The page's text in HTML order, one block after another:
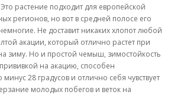
растение подходит для европейской
регионов, но вот в средней полосе его
Не доставит никаких хлопот любой
акации, который отлично растет при
зиму. Но и простой чемыш, зимостойкость
на акацию, способен
28 градусов и отлично себя чувствует
молодых побегов и веток на